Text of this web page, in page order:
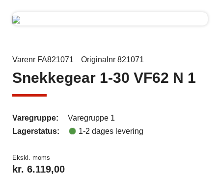
Varenr FA821071 Originalnr 821071
Snekkegear 1-30 VF62 N 1
Varegruppe:
Varegruppe 1
Lagerstatus:
1-2 dages levering
Ekskl. moms
kr. 6.119,00